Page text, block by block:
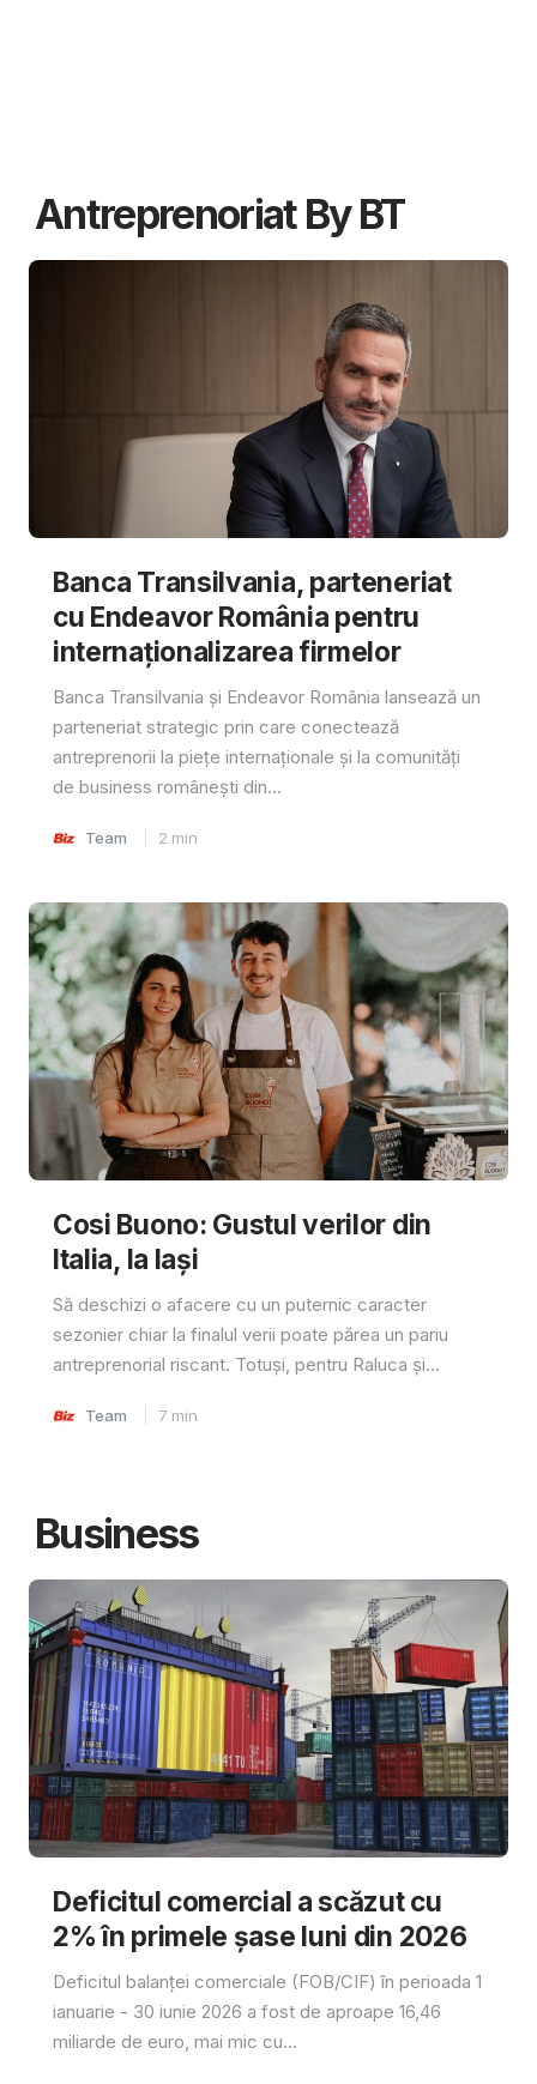
Antreprenoriat By BT
Banca Transilvania, parteneriat
cu Endeavor România pentru
internaționalizarea firmelor
Banca Transilvania și Endeavor România lansează un
parteneriat strategic prin care conectează
antreprenorii la piețe internaționale și la comunități
de business românești din...
Team 2 min
Cosi Buono: Gustul verilor din
Italia, la Iași
Să deschizi o afacere cu un puternic caracter
sezonier chiar la finalul verii poate părea un pariu
antreprenorial riscant. Totuși, pentru Raluca și...
Team 7 min
Business
Deficitul comercial a scăzut cu
2% în primele șase luni din 2026
Deficitul balanței comerciale (FOB/CIF) în perioada 1
ianuarie - 30 iunie 2026 a fost de aproape 16,46
miliarde de euro, mai mic cu...